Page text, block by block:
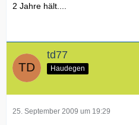
2 Jahre hält....
td77
Haudegen
25. September 2009 um 19:29